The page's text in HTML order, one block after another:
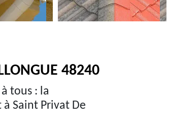
48240
tous : la
Saint Privat De